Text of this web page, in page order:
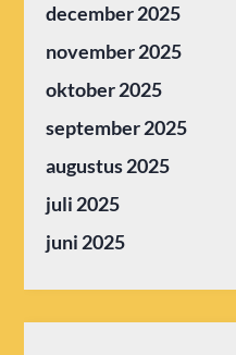
december 2025
november 2025
oktober 2025
september 2025
augustus 2025
juli 2025
juni 2025